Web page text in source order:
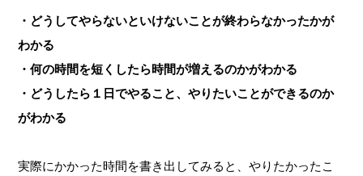
・どうしてやらないといけないことが終わらなかったかが
わかる
・何の時間を短くしたら時間が増えるのかがわかる
・どうしたら１日でやること、やりたいことができるのか
がわかる
実際にかかった時間を書き出してみると、やりたかったこ